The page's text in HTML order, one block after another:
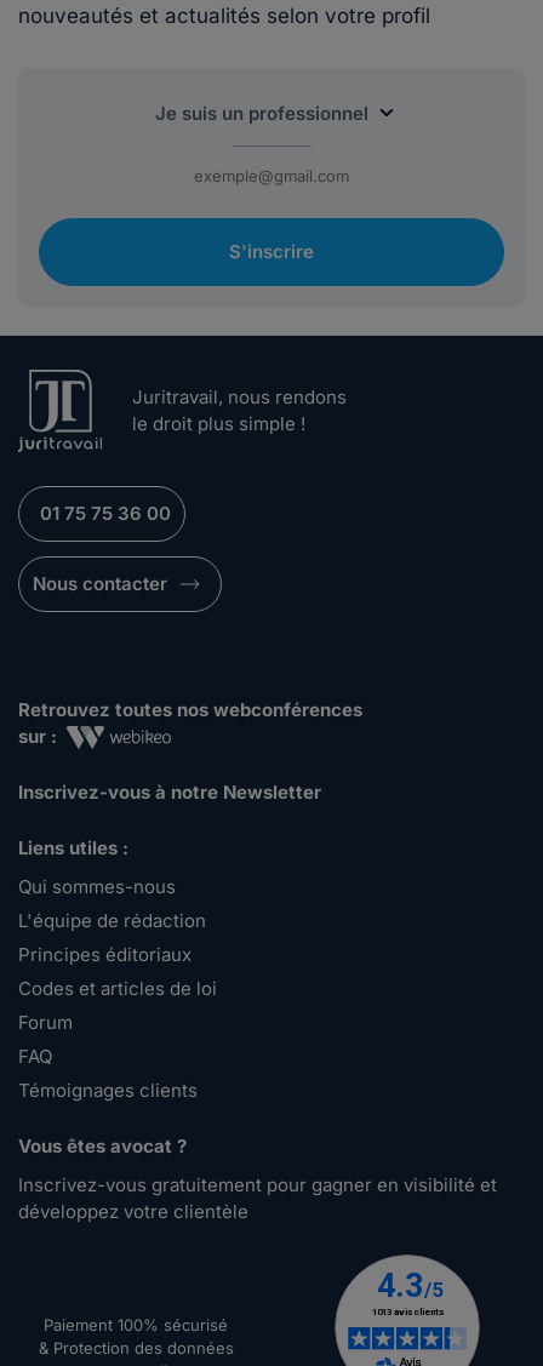
nouveautés et actualités selon votre profil
S'inscrire
Juritravail, nous rendons
le droit plus simple !
01 75 75 36 00
Nous contacter
Retrouvez toutes nos webconférences
sur :
Inscrivez-vous à notre Newsletter
Liens utiles :
Qui sommes-nous
L'équipe de rédaction
Principes éditoriaux
Codes et articles de loi
Forum
FAQ
Témoignages clients
Vous êtes avocat ?
Inscrivez-vous gratuitement pour gagner en visibilité et
développez votre clientèle
Paiement 100% sécurisé
& Protection des données